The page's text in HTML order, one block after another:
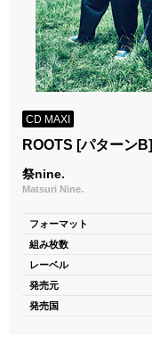
CD MAXI
ROOTS [パターンB]
祭nine.
Matsuri Nine.
フォーマット
組み枚数
レーベル
発売元
発売国